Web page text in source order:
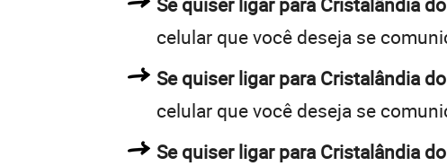
celular que você deseja se
Se quiser ligar para Cristalândia
celular que você deseja se
Se quiser ligar para Cristalândia